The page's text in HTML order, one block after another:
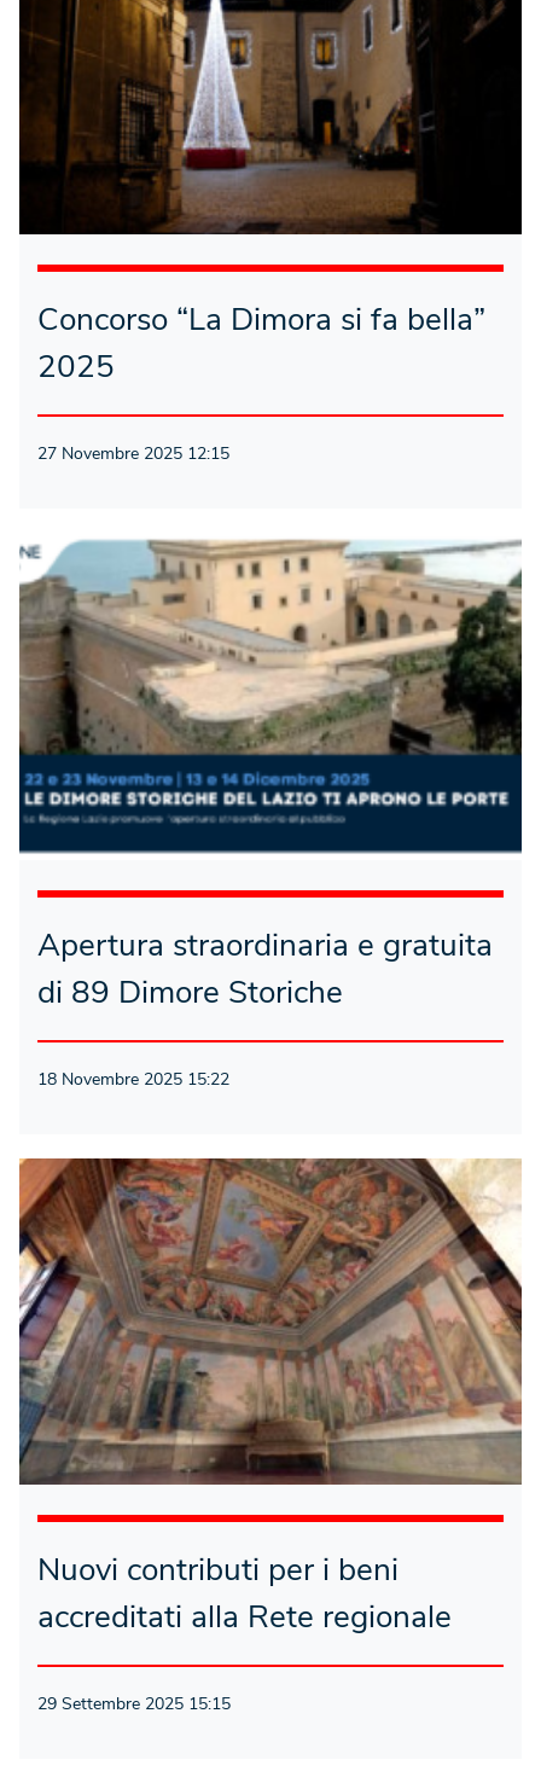
Concorso “La Dimora si fa bella”
2025
27 Novembre 2025 12:15
Apertura straordinaria e gratuita
di 89 Dimore Storiche
18 Novembre 2025 15:22
Nuovi contributi per i beni
accreditati alla Rete regionale
29 Settembre 2025 15:15